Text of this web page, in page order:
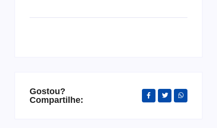
Gostou?
Compartilhe: